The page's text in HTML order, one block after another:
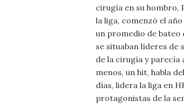
cirugía en su hombro,
la liga, comenzó el
un promedio de bateo
se situaban líderes de
de la cirugía y parecía
menos, un hit, habla
días, lidera la liga en
protagonistas de la